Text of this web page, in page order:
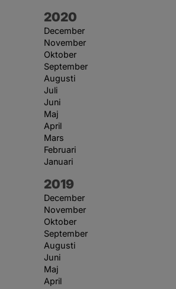
År:
2020
December
November
Oktober
September
Augusti
Juli
Juni
Maj
April
Mars
Februari
Januari
År:
2019
December
November
Oktober
September
Augusti
Juni
Maj
April